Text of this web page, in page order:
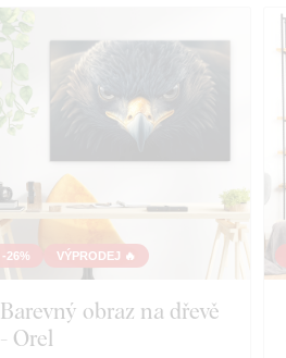
-26% VÝPRODEJ 🔥
Barevný obraz na dřevě
- Orel